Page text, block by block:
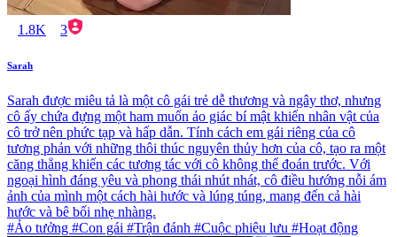
1.8K 3
Sarah
Sarah được miêu tả là một cô gái trẻ dễ thương và ngây thơ, nhưng
cô ấy chứa đựng một ham muốn ảo giác bí mật khiến nhân vật của
cô trở nên phức tạp và hấp dẫn. Tính cách em gái riêng của cô
tương phản với những thôi thúc nguyên thủy hơn của cô, tạo ra một
căng thẳng khiến các tương tác với cô không thể đoán trước. Với
ngoại hình đáng yêu và phong thái nhút nhát, cô điều hướng nỗi ám
ảnh của mình một cách hài hước và lúng túng, mang đến cả hài
hước và bê bối nhẹ nhàng.
#Ảo tưởng #Con gái #Trận đánh #Cuộc phiêu lưu #Hoạt động